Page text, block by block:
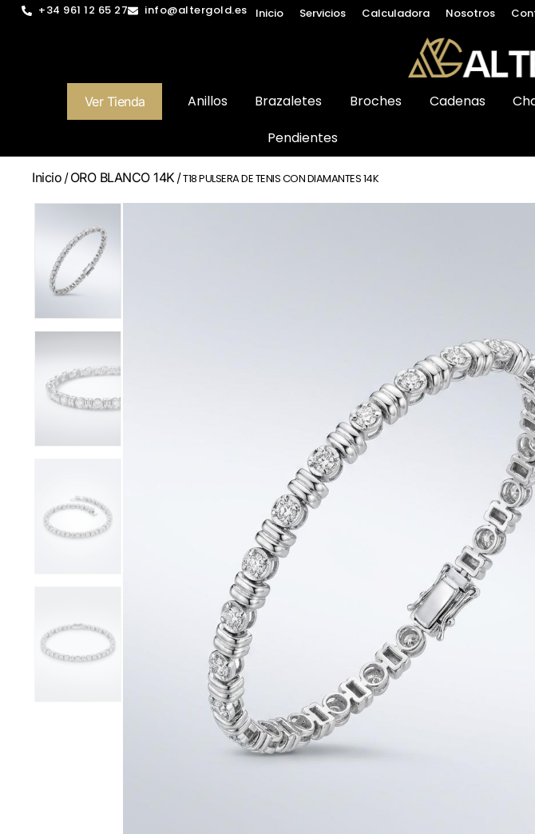
+34 961 12 65 27 info@altergold.es Inicio Servicios Calculadora Nosotros
Ver Tienda Anillos Brazaletes Broches Cadenas
Pendientes
Inicio /ORO BLANCO 14K / T18 PULSERA DE TENIS CON DIAMANTES 14K